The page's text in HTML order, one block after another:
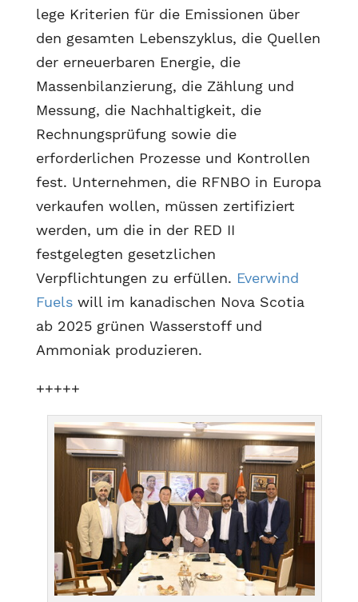
lege Kriterien für die Emissionen über
den gesamten Lebenszyklus, die Quellen
der erneuerbaren Energie, die
Massenbilanzierung, die Zählung und
Messung, die Nachhaltigkeit, die
Rechnungsprüfung sowie die
erforderlichen Prozesse und Kontrollen
fest. Unternehmen, die RFNBO in Europa
verkaufen wollen, müssen zertifiziert
werden, um die in der RED II
festgelegten gesetzlichen
Verpflichtungen zu erfüllen. Everwind
Fuelswill im kanadischen Nova Scotia
ab 2025 grünen Wasserstoff und
Ammoniak produzieren.
+++++